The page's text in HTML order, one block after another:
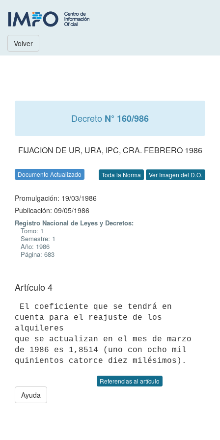
Volver
Decreto N° 160/986
FIJACION DE UR, URA, IPC, CRA. FEBRERO 1986
Documento Actualizado Toda la Norma Ver Imagen del D.O.
Promulgación: 19/03/1986
Publicación: 09/05/1986
Registro Nacional de Leyes y Decretos:
Tomo: 1
Semestre: 1
Año: 1986
Página: 683
Artículo 4
cuenta para el reajuste de los
alquileres
que se actualizan en el mes de marzo
de 1986 es 1,8514 (uno con ocho mil
Referencias al artículo
Ayuda